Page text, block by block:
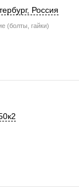
, Россия
(болты, гайки)